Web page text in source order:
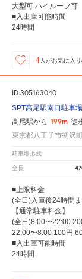
大型可 ハイルーフ可
■入出庫可能時間
24時間
4 人がお気に入
ID:305163040
SPT高尾駅南口駐車場
高尾駅から 199m 徒
東京都八王子市初沢
駐車場形式
全長
■上限料金
(全日)入庫後24時間
【通常駐車料金】
(全日)8:00〜22:00
22:00〜8:00 100円
■入出庫可能時間
24時間